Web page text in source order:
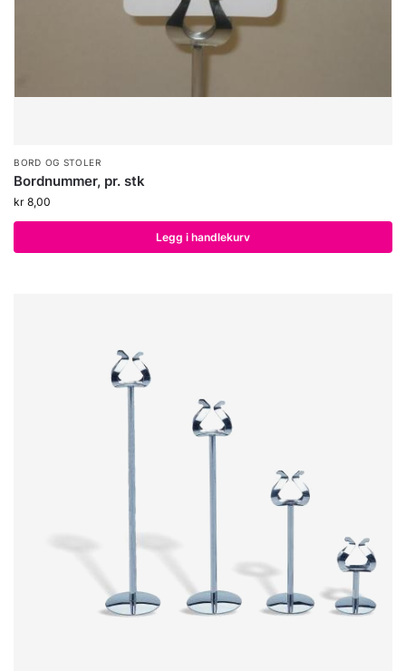
BORD OG STOLER
Bordnummer, pr. stk
kr 8,00
Legg i handlekurv